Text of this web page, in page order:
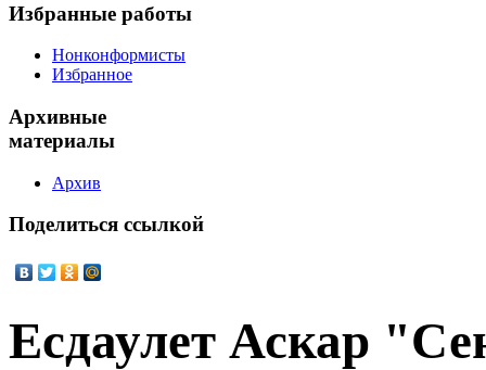
Избранные работы
Нонконформисты
Избранное
Архивные
материалы
Архив
Поделиться ссылкой
Есдаулет Аскар